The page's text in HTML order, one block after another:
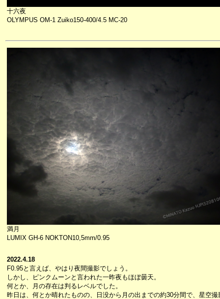
十六夜
OLYMPUS OM-1 Zuiko150-400/4.5 MC-20
満月
LUMIX GH-6 NOKTON10,5mm/0.95
2022.4.18
F0.95と言えば、やはり夜間撮影でしょう。
しかし、ピンクムーンと言われた一昨夜もほぼ曇天。
何とか、月の存在は判るレベルでした。
昨日は、何とか晴れたものの、日没から月の出までの約30分間で、星空撮